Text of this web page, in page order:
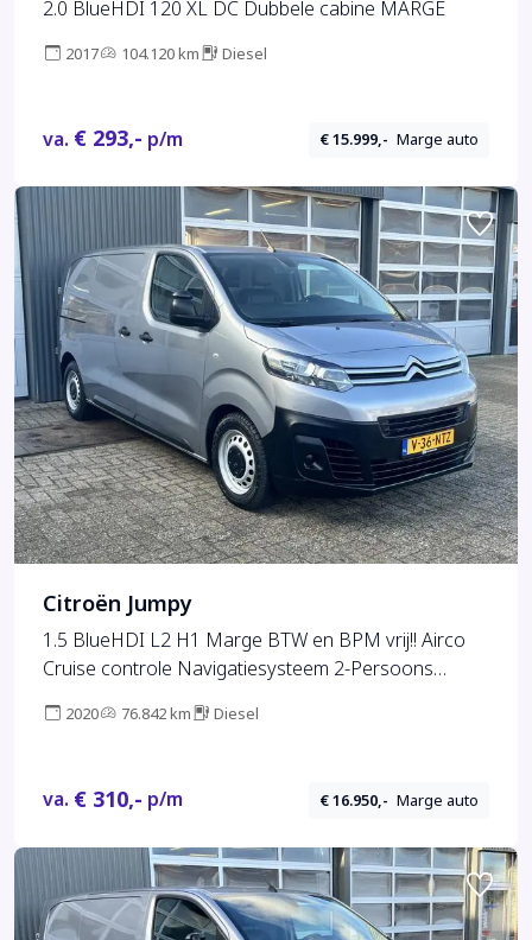
2.0 BlueHDI 120 XL DC Dubbele cabine MARGE
2017 104.120 km Diesel
va. € 293,- p/m € 15.999,- Marge auto
Citroën Jumpy
1.5 BlueHDI L2 H1 Marge BTW en BPM vrij!! Airco
Cruise controle Navigatiesysteem 2-Persoons
6 Bpm en Btw vrij voor particulier gebruik !!
2020 76.842 km Diesel
va. € 310,- p/m € 16.950,- Marge auto